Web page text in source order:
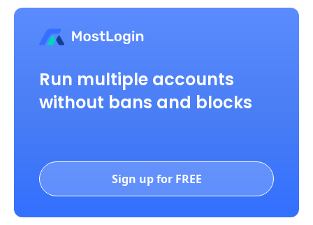
Run multiple accounts
without bans and blocks
Sign up for FREE